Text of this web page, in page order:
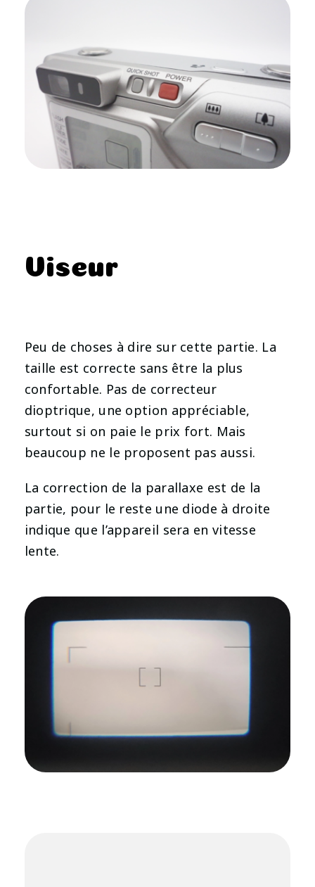
Viseur
Peu de choses à dire sur cette partie. La
taille est correcte sans être la plus
confortable. Pas de correcteur
dioptrique, une option appréciable,
surtout si on paie le prix fort. Mais
beaucoup ne le proposent pas aussi.
La correction de la parallaxe est de la
partie, pour le reste une diode à droite
indique que l’appareil sera en vitesse
lente.